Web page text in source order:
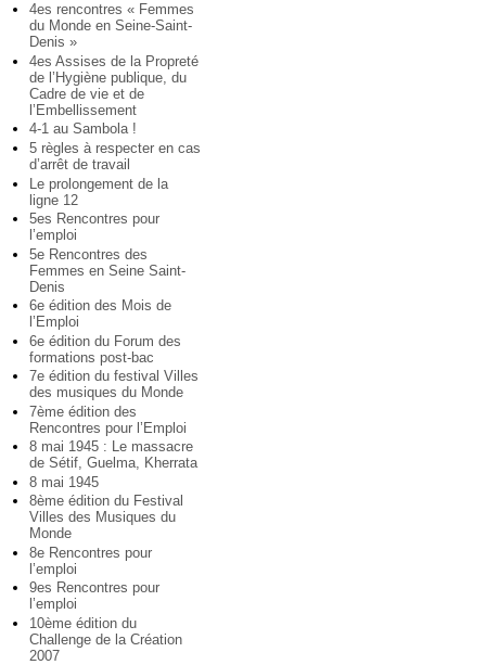
4es rencontres « Femmes
du Monde en Seine-Saint-
Denis »
4es Assises de la Propreté
de l’Hygiène publique, du
Cadre de vie et de
l’Embellissement
4-1 au Sambola !
5 règles à respecter en cas
d’arrêt de travail
Le prolongement de la
ligne 12
5es Rencontres pour
l’emploi
5e Rencontres des
Femmes en Seine Saint-
Denis
6e édition des Mois de
l’Emploi
6e édition du Forum des
formations post-bac
7e édition du festival Villes
des musiques du Monde
7ème édition des
Rencontres pour l’Emploi
8 mai 1945 : Le massacre
de Sétif, Guelma, Kherrata
8 mai 1945
8ème édition du Festival
Villes des Musiques du
Monde
8e Rencontres pour
l’emploi
9es Rencontres pour
l’emploi
10ème édition du
Challenge de la Création
2007